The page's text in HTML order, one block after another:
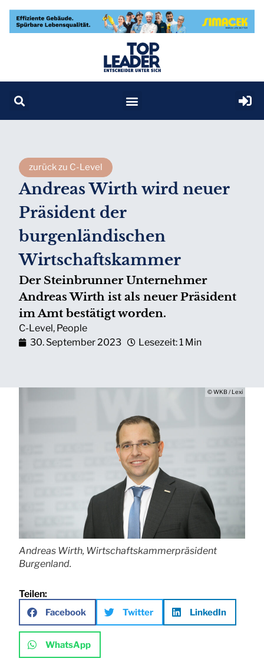
zurück zu C-Level
Andreas Wirth wird neuer
Präsident der
burgenländischen
Wirtschaftskammer
Der Steinbrunner Unternehmer
Andreas Wirth ist als neuer Präsident
im Amt bestätigt worden.
C-Level, People
30. September 2023
Lesezeit: 1 Min
© WKB / Lexi
Andreas Wirth, Wirtschaftskammerpräsident
Burgenland.
Teilen:
Facebook Twitter LinkedIn
WhatsApp